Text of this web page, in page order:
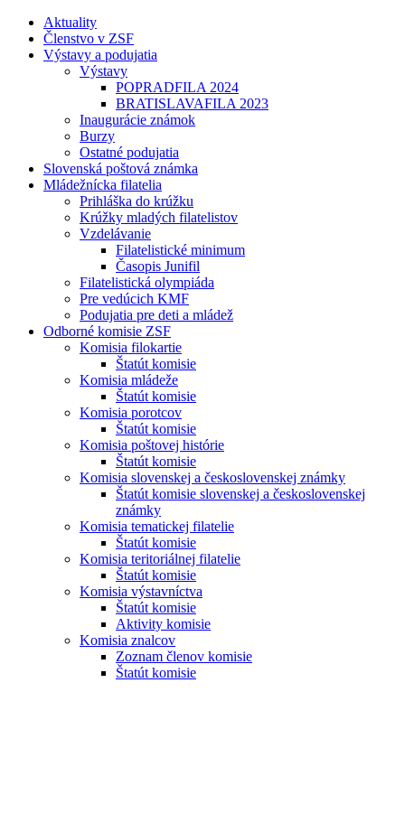
Aktuality
Členstvo v ZSF
Výstavy a podujatia
Výstavy
POPRADFILA 2024
BRATISLAVAFILA 2023
Inaugurácie známok
Burzy
Ostatné podujatia
Slovenská poštová známka
Mládežnícka filatelia
Prihláška do krúžku
Krúžky mladých filatelistov
Vzdelávanie
Filatelistické minimum
Časopis Junifil
Filatelistická olympiáda
Pre vedúcich KMF
Podujatia pre deti a mládež
Odborné komisie ZSF
Komisia filokartie
Štatút komisie
Komisia mládeže
Štatút komisie
Komisia porotcov
Štatút komisie
Komisia poštovej histórie
Štatút komisie
Komisia slovenskej a československej známky
Štatút komisie slovenskej a československej
známky
Komisia tematickej filatelie
Štatút komisie
Komisia teritoriálnej filatelie
Štatút komisie
Komisia výstavníctva
Štatút komisie
Aktivity komisie
Komisia znalcov
Zoznam členov komisie
Štatút komisie